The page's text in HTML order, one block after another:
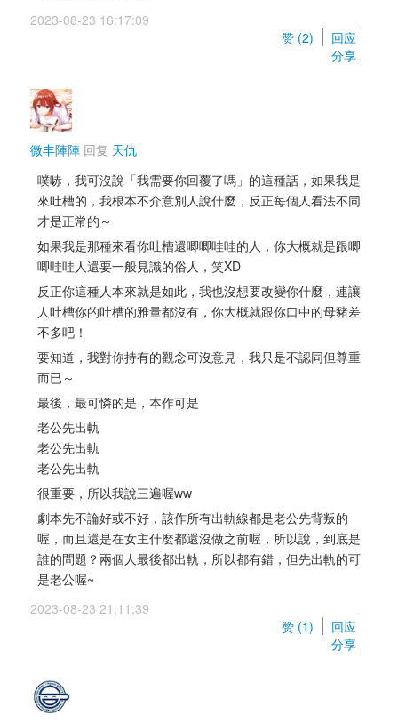
2023-08-23 16:17:09
赞 (2)
回应
分享
微丰陣陣 回复 天仇
噗哧，我可沒說「我需要你回覆了嗎」的這種話，如果我是
來吐槽的，我根本不介意別人說什麼，反正每個人看法不同
才是正常的～
如果我是那種來看你吐槽還唧唧哇哇的人，你大概就是跟唧
唧哇哇人還要一般見識的俗人，笑XD
反正你這種人本來就是如此，我也沒想要改變你什麼，連讓
人吐槽你的吐槽的雅量都沒有，你大概就跟你口中的母豬差
不多吧！
要知道，我對你持有的觀念可沒意見，我只是不認同但尊重
而已～
最後，最可憐的是，本作可是
老公先出軌
老公先出軌
老公先出軌
很重要，所以我說三遍喔ww
劇本先不論好或不好，該作所有出軌線都是老公先背叛的
喔，而且還是在女主什麼都還沒做之前喔，所以說，到底是
誰的問題？兩個人最後都出軌，所以都有錯，但先出軌的可
是老公喔~
2023-08-23 21:11:39
赞 (1)
回应
分享